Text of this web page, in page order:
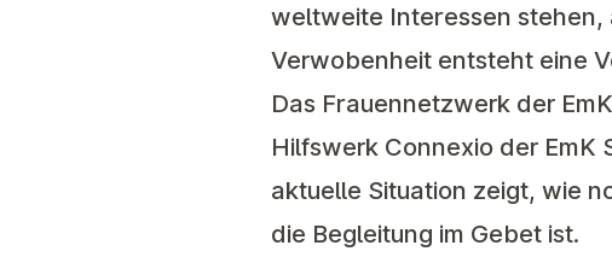
weltweite Interessen stehen,
Verwobenheit entsteht eine
Das Frauennetzwerk der
Hilfswerk Connexio der EmK
aktuelle Situation zeigt, wie
die Begleitung im Gebet ist.